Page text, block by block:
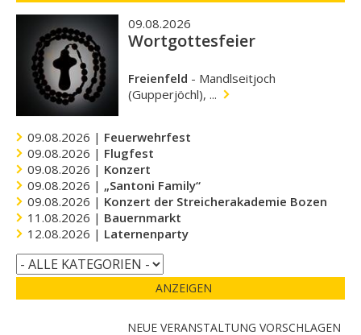
09.08.2026
Wortgottesfeier
Freienfeld - Mandlseitjoch
(Gupperjöchl), ...
09.08.2026 | Feuerwehrfest
09.08.2026 | Flugfest
09.08.2026 | Konzert
09.08.2026 | „Santoni Family“
09.08.2026 | Konzert der Streicherakademie Bozen
11.08.2026 | Bauernmarkt
12.08.2026 | Laternenparty
ANZEIGEN
NEUE VERANSTALTUNG VORSCHLAGEN